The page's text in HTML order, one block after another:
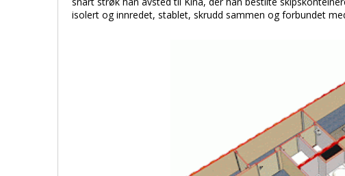
isolert og innredet, stablet, skrudd sammen og forbundet